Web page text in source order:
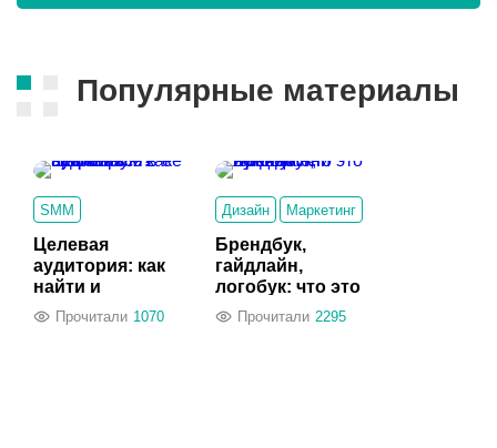
Популярные материалы
SMM
Целевая
аудитория: как
найти и
встроиться в ее
вселенную?
Прочитали 1070
Дизайн Маркетинг
Брендбук,
гайдлайн,
логобук: что это
и зачем они
нужны?
Прочитали 2295